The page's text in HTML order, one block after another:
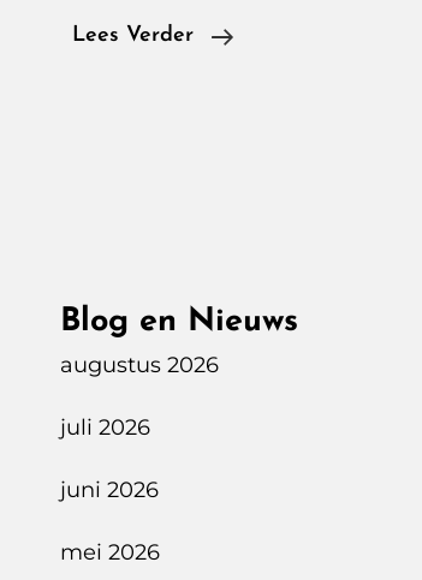
Lees Verder
Chateau
Blog en Nieuws
augustus 2026
juli 2026
juni 2026
mei 2026